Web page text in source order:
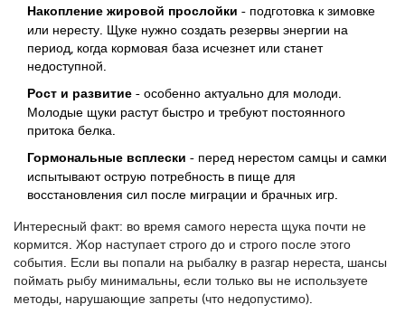
Накопление жировой прослойки - подготовка к зимовке
или нересту. Щуке нужно создать резервы энергии на
период, когда кормовая база исчезнет или станет
недоступной.
Рост и развитие - особенно актуально для молоди.
Молодые щуки растут быстро и требуют постоянного
притока белка.
Гормональные всплески - перед нерестом самцы и самки
испытывают острую потребность в пище для
восстановления сил после миграции и брачных игр.
Интересный факт: во время самого нереста щука почти не
кормится. Жор наступает строго до и строго после этого
события. Если вы попали на рыбалку в разгар нереста, шансы
поймать рыбу минимальны, если только вы не используете
методы, нарушающие запреты (что недопустимо).